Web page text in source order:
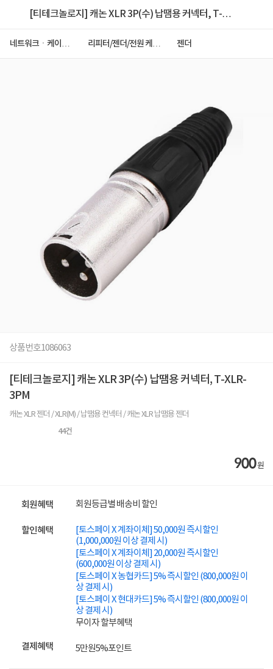
[티테크놀로지] 캐논 XLR 3P(수) 납땜용 커넥터, T-
네트워크ㆍ케이블
리피터/젠더/전원 케이
젠더
상품번호1086063
[티테크놀로지] 캐논 XLR 3P(수) 납땜용 커넥터, T-XLR-
3PM
캐논 XLR 젠더 / XLR(M) / 납땜용 컨넥터 / 캐논 XLR 납땜용 젠더
44건
900원
회원혜택 회원등급별 배송비 할인
할인혜택
[토스페이 X 계좌이체] 50,000원 즉시할인
(1,000,000원 이상 결제 시)
[토스페이 X 계좌이체] 20,000원 즉시할인
(600,000원 이상 결제 시)
[토스페이 X 농협카드] 5% 즉시할인 (800,000원 이
상 결제 시)
[토스페이 X 현대카드] 5% 즉시할인 (800,000원 이
상 결제 시)
무이자 할부혜택
결제혜택 5만원5%포인트